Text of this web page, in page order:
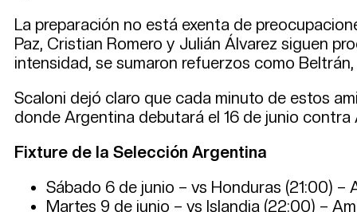
La preparación no está exenta de
Paz, Cristian Romero y Julián Álvarez siguen
intensidad, se sumaron refuerzos como
Scaloni dejó claro que cada minuto de estos
donde Argentina debutará el 16 de junio
Fixture de la Selección Argentina
Sábado 6 de junio – vs Honduras (21:00) –
Martes 9 de junio – vs Islandia (22:00) –